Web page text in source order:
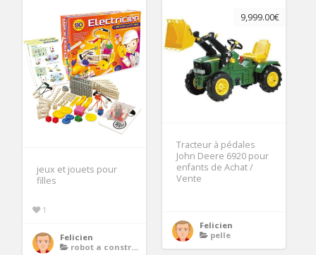
jeux et jouets pour
filles
1
Felicien
robot a construire
9,999.00€
Tracteur à pédales
John Deere 6920 pour
enfants de Achat /
Vente
Felicien
pelle